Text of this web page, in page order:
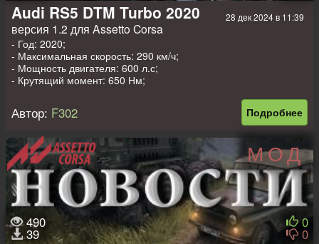
28 дек 2024 в 11:39
Audi RS5 DTM Turbo 2020
версия 1.2 для Assetto Corsa
- Год: 2020;
- Максимальная скорость: 290 км/ч;
- Мощность двигателя: 600 л.с;
- Крутящий момент: 650 Нм;
Подробнее
Автор: F302
МОД
490
39
0
0